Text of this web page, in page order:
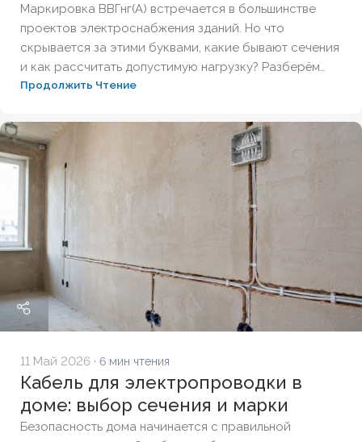
Маркировка ВВГнг(А) встречается в большинстве
проектов электроснабжения зданий. Но что
скрывается за этими буквами, какие бывают сечения
и как рассчитать допустимую нагрузку? Разберём
полную расшифровку по ГОСТ, технические
кабеля для внутренней прокладки.
Продолжить Чтение
11 Май 2026 · 6 мин чтения
Кабель для электропроводки в
доме: выбор сечения и марки
Безопасность дома начинается с правильной